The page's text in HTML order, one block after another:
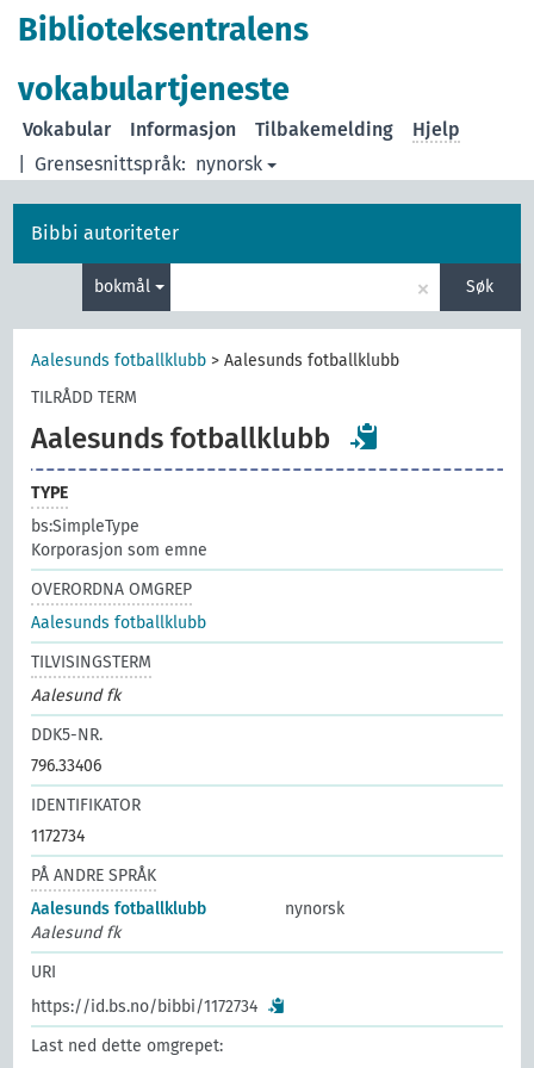
Biblioteksentralens
vokabulartjeneste
Grensesnittspråk: nynorsk
Vokabular Informasjon Tilbakemelding Hjelp
Bibbi autoriteter
bokmål × Søk
Aalesunds fotballklubb >Aalesunds fotballklubb
TILRÅDD TERM
Aalesunds fotballklubb
TYPE
bs:SimpleType
Korporasjon som emne
OVERORDNA OMGREP
Aalesunds fotballklubb
TILVISINGSTERM
Aalesund fk
DDK5-NR.
796.33406
IDENTIFIKATOR
1172734
PÅ ANDRE SPRÅK
Aalesunds fotballklubb
nynorsk
Aalesund fk
URI
https://id.bs.no/bibbi/1172734
Last ned dette omgrepet: